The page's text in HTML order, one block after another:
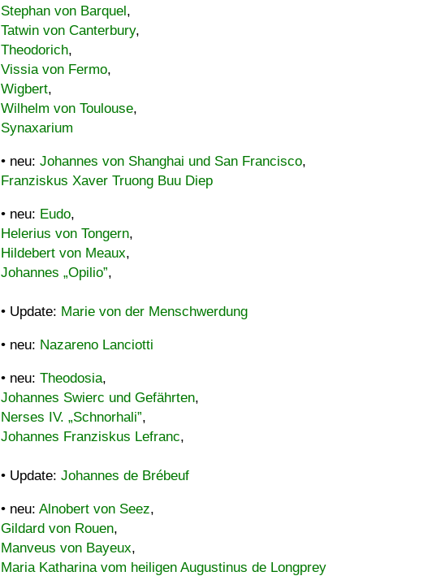
Stephan von Barquel,
Tatwin von Canterbury,
Theodorich,
Vissia von Fermo,
Wigbert,
Wilhelm von Toulouse,
Synaxarium
• neu: Johannes von Shanghai und San Francisco,
Franziskus Xaver Truong Buu Diep
• neu: Eudo,
Helerius von Tongern,
Hildebert von Meaux,
Johannes „Opilio”,
• Update: Marie von der Menschwerdung
• neu: Nazareno Lanciotti
• neu: Theodosia,
Johannes Swierc und Gefährten,
Nerses IV. „Schnorhali”,
Johannes Franziskus Lefranc,
• Update: Johannes de Brébeuf
• neu: Alnobert von Seez,
Gildard von Rouen,
Manveus von Bayeux,
Maria Katharina vom heiligen Augustinus de Longprey